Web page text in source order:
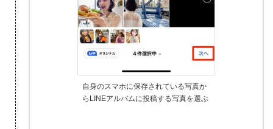
自身のスマホに保存されている写真か
らLINEアルバムに投稿する写真を選ぶ